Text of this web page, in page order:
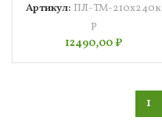
Артикул: ПЛ-ТМ-210х240к
р
12490,00₽
1